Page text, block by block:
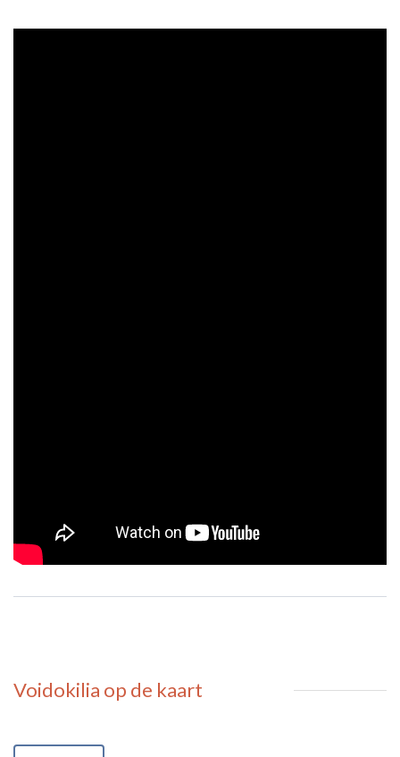
Voidokilia op de kaart